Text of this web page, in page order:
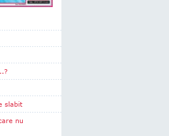
slabit
nu